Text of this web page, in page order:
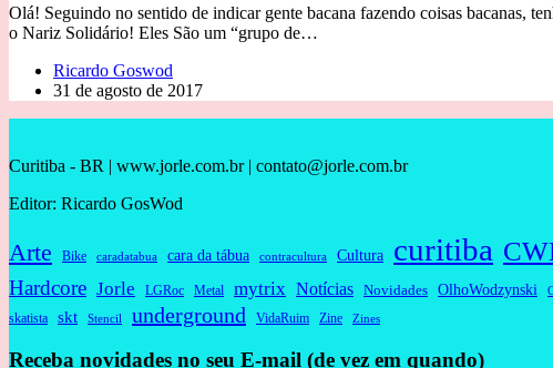
Olá! Seguindo no sentido de indicar gente bacana fazendo coisas bacanas,
o Nariz Solidário! Eles São um “grupo de…
Ricardo Goswod
31 de agosto de 2017
Curitiba - BR | www.jorle.com.br | contato@jorle.com.br
Editor: Ricardo GosWod
Arte Bike caradatabua cara da tábua contracultura Cultura curitiba
Hardcore Jorle LGRoc Metal mytrix Notícias Novidades OlhoWodzynski
skatista skt Stencil underground VidaRuim Zine Zines
Receba novidades no seu E-mail (de vez em quando)